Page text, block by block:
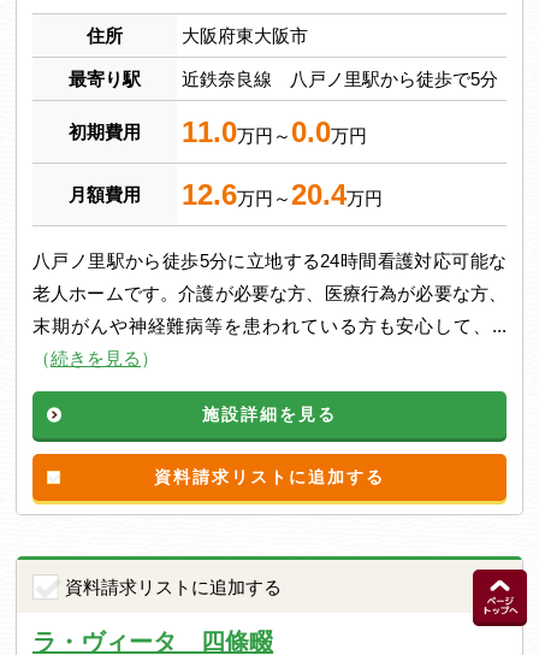
住所 大阪府東大阪市
最寄り駅 近鉄奈良線 八戸ノ里駅から徒歩で5分
初期費用 11.0万円～ 0.0万円
月額費用 12.6万円～20.4万円
八戸ノ里駅から徒歩5分に立地する24時間看護対応可能な
老人ホームです。介護が必要な方、医療行為が必要な方、
末期がんや神経難病等を患われている方も安心して、...
（続きを見る ）
施設詳細を見る
資料請求リストに追加する
資料請求リストに追加する
ラ・ヴィータ 四條畷